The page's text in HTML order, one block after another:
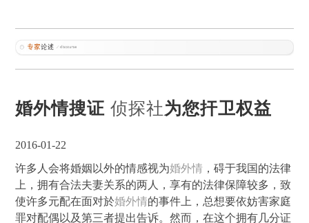
婚外情搜证侦探社为您扞卫权益
2016-01-22
许多人会将婚姻以外的情感视为婚外情 ，碍于我国的法律
上，拥有合法夫妻关系的两人，享有的法律保障较多，致
使许多元配在面对於婚外情的事件上，总想要依妨害家庭
罪对配偶以及第三者提出告诉。然而，在这个拥有几分证